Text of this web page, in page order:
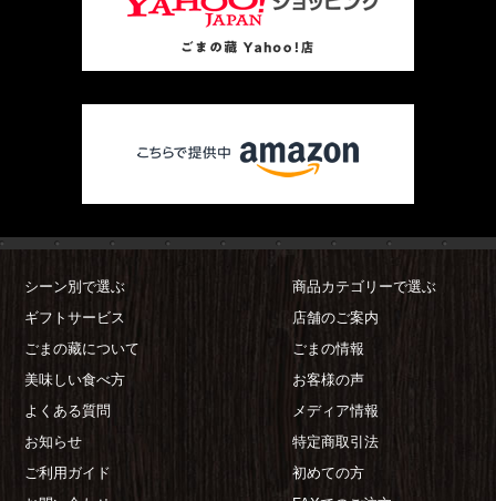
シーン別で選ぶ
商品カテゴリーで選ぶ
ギフトサービス
店舗のご案内
ごまの藏について
ごまの情報
美味しい食べ方
お客様の声
よくある質問
メディア情報
お知らせ
特定商取引法
ご利用ガイド
初めての方